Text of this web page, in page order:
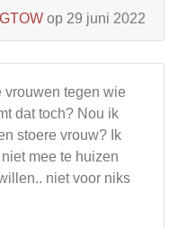
op 29 juni 2022
vrouwen tegen wie
dat toch? Nou ik
stoere vrouw? Ik
mee te huizen
niet voor niks